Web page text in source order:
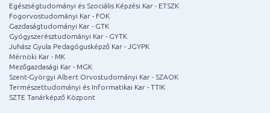
Egészségtudományi és Szociális Képzési Kar - ETSZK
Fogorvostudományi Kar - FOK
Gazdaságtudományi Kar - GTK
Gyógyszerésztudományi Kar - GYTK
Juhász Gyula Pedagógusképző Kar - JGYPK
Mérnöki Kar - MK
Mezőgazdasági Kar - MGK
Szent-Györgyi Albert Orvostudományi Kar - SZAOK
Természettudományi és Informatikai Kar - TTIK
SZTE Tanárképző Központ